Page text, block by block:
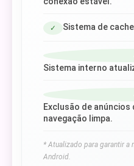
✓ Sistema de
Sistema interno
Exclusão de
navegação limpa.
* Atualizado para garantir a
Android.